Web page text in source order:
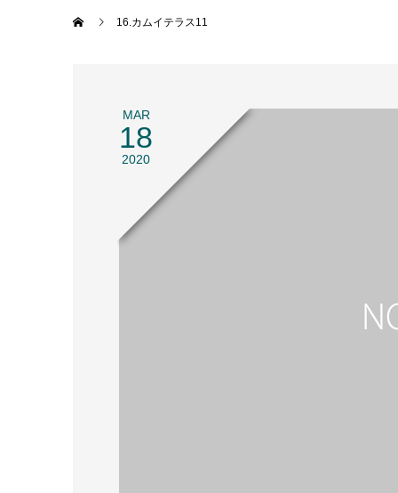
16.カムイテラス11
MAR
18
2020